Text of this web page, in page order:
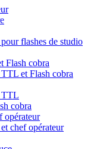
flashes de studio
Flash cobra
et Flash cobra
TTL
cobra
opérateur
chef opérateur